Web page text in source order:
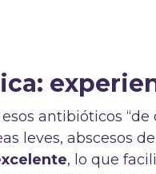
antibióticos
leves, abscesos
, lo que